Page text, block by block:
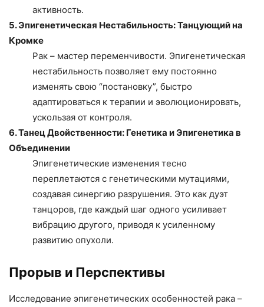
активность.
5. Эпигенетическая Нестабильность: Танцующий на
Кромке
Рак – мастер переменчивости. Эпигенетическая
нестабильность позволяет ему постоянно
изменять свою “постановку”, быстро
адаптироваться к терапии и эволюционировать,
ускользая от контроля.
6. Танец Двойственности: Генетика и Эпигенетика в
Объединении
Эпигенетические изменения тесно
переплетаются с генетическими мутациями,
создавая синергию разрушения. Это как дуэт
танцоров, где каждый шаг одного усиливает
вибрацию другого, приводя к усиленному
развитию опухоли.
Прорыв и Перспективы
Исследование эпигенетических особенностей рака –